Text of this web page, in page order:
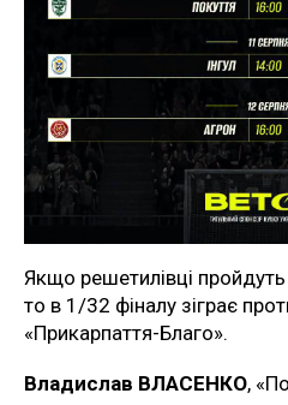
Якщо решетилівці
то в 1/32 фіналу зіграє
«Прикарпаття-Благо».
Владислав ВЛАСЕНКО,